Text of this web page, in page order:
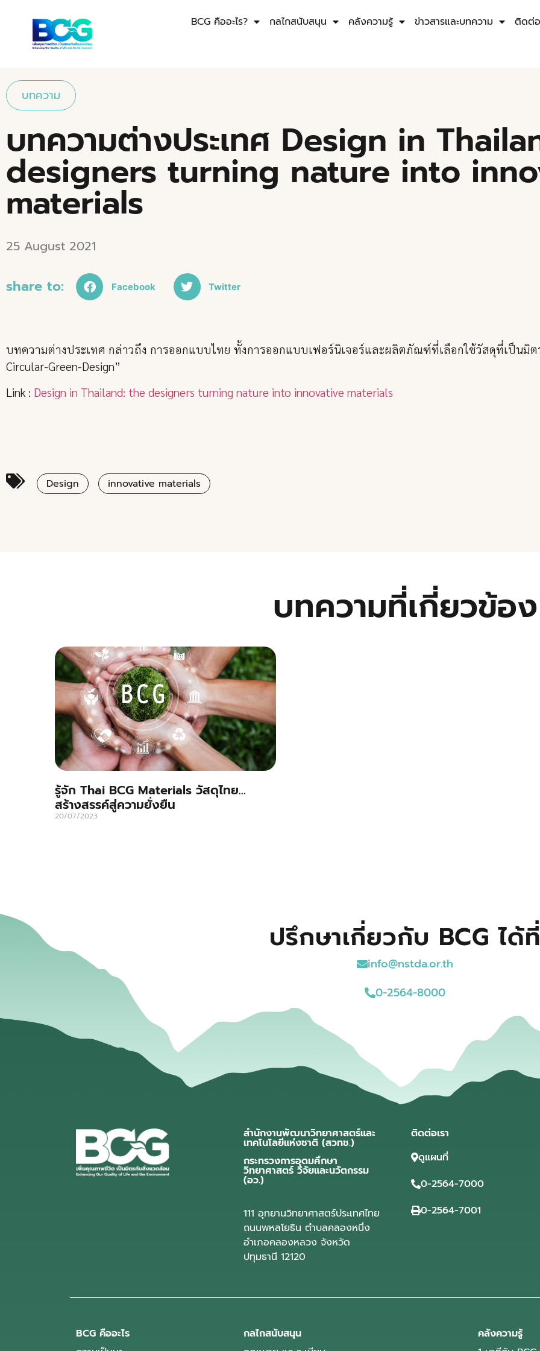
BCG คืออะไร? กลไกสนับสนุน คลังความรู้ ข่าวสารและบทความ ติดต่อ
บทความ
บทความต่างประเทศ Design in
designers turning nature into
materials
25 August 2021
share to: Facebook Twitter
บทความต่างประเทศ กล่าวถึง การออกแบบไทย ทั้งการออกแบบเฟอร์นิเจอร์และผลิตภัณฑ์ที่เลือกใช้วัสดุที่เป็นมิ
Circular-Green-Design”
Link : Design in Thailand: the designers turning nature into innovative materials
Design innovative materials
บทความที่เกี่ยวข้อง
รู้จัก Thai BCG Materials วัสดุไทย…
สร้างสรรค์สู่ความยั่งยืน
20/07/2023
ปรึกษาเกี่ยวกับ BCG ได้ที่
info@nstda.or.th
0-2564-8000
สำนักงานพัฒนาวิทยาศาสตร์และ
เทคโนโลยีแห่งชาติ (สวทช.)
กระทรวงการอุดมศึกษา
วิทยาศาสตร์ วิจัยและนวัตกรรม
(อว.)
111 อุทยานวิทยาศาสตร์ประเทศไทย
ถนนพหลโยธิน ตำบลคลองหนึ่ง
อำเภอคลองหลวง จังหวัด
ปทุมธานี 12120
ติดต่อเรา
ดูแผนที่
0-2564-7000
0-2564-7001
BCG คืออะไร
กลไกสนับสนุน
คลังความรู้